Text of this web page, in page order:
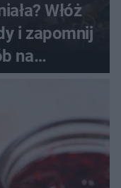
Włóż
i zapomnij
na